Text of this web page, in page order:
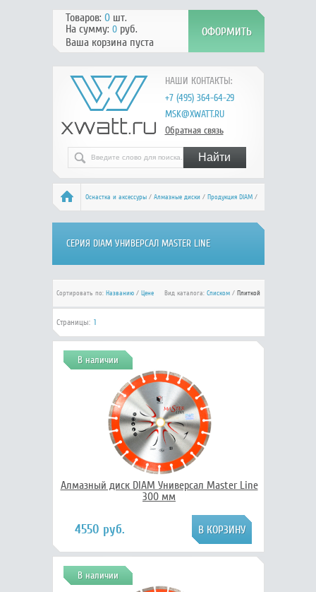
НАШИ КОНТАКТЫ:
+7 (495) 364-64-29
MSK@XWATT.RU
Обратная связь
Товаров: 0шт.
На сумму: 0руб.
Ваша корзина пуста
Оснастка и аксессуры/ Алмазные диски/ Продукция DIAM/
Серия Универсал Master Line
СЕРИЯ DIAM УНИВЕРСАЛ MASTER LINE
Сортировать по: Названию/ Цене Вид каталога: Списком/ Плиткой
Страницы: 1
В наличии
Алмазный диск DIAM Универсал Master Line
300 мм
4550 руб.
В наличии